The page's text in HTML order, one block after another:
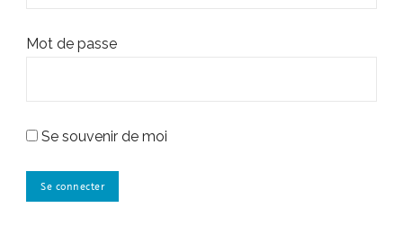
Mot de passe
Se souvenir de moi